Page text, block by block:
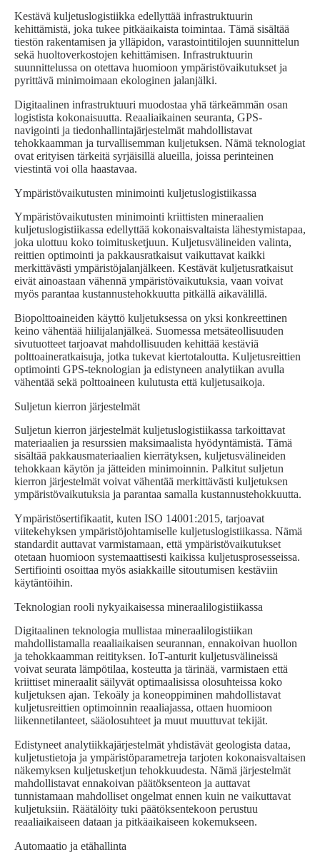
Kestävä kuljetuslogistiikka edellyttää infrastruktuurin
kehittämistä, joka tukee pitkäaikaista toimintaa. Tämä sisältää
tiestön rakentamisen ja ylläpidon, varastointitilojen suunnittelun
sekä huoltoverkostojen kehittämisen. Infrastruktuurin
suunnittelussa on otettava huomioon ympäristövaikutukset ja
pyrittävä minimoimaan ekologinen jalanjälki.
Digitaalinen infrastruktuuri muodostaa yhä tärkeämmän osan
logistista kokonaisuutta. Reaaliaikainen seuranta, GPS-
navigointi ja tiedonhallintajärjestelmät mahdollistavat
tehokkaamman ja turvallisemman kuljetuksen. Nämä teknologiat
ovat erityisen tärkeitä syrjäisillä alueilla, joissa perinteinen
viestintä voi olla haastavaa.
Ympäristövaikutusten minimointi kuljetuslogistiikassa
Ympäristövaikutusten minimointi kriittisten mineraalien
kuljetuslogistiikassa edellyttää kokonaisvaltaista lähestymistapaa,
joka ulottuu koko toimitusketjuun. Kuljetusvälineiden valinta,
reittien optimointi ja pakkausratkaisut vaikuttavat kaikki
merkittävästi ympäristöjalanjälkeen. Kestävät kuljetusratkaisut
eivät ainoastaan vähennä ympäristövaikutuksia, vaan voivat
myös parantaa kustannustehokkuutta pitkällä aikavälillä.
Biopolttoaineiden käyttö kuljetuksessa on yksi konkreettinen
keino vähentää hiilijalanjälkeä. Suomessa metsäteollisuuden
sivutuotteet tarjoavat mahdollisuuden kehittää kestäviä
polttoaineratkaisuja, jotka tukevat kiertotaloutta. Kuljetusreittien
optimointi GPS-teknologian ja edistyneen analytiikan avulla
vähentää sekä polttoaineen kulutusta että kuljetusaikoja.
Suljetun kierron järjestelmät
Suljetun kierron järjestelmät kuljetuslogistiikassa tarkoittavat
materiaalien ja resurssien maksimaalista hyödyntämistä. Tämä
sisältää pakkausmateriaalien kierrätyksen, kuljetusvälineiden
tehokkaan käytön ja jätteiden minimoinnin. Palkitut suljetun
kierron järjestelmät voivat vähentää merkittävästi kuljetuksen
ympäristövaikutuksia ja parantaa samalla kustannustehokkuutta.
Ympäristösertifikaatit, kuten ISO 14001:2015, tarjoavat
viitekehyksen ympäristöjohtamiselle kuljetuslogistiikassa. Nämä
standardit auttavat varmistamaan, että ympäristövaikutukset
otetaan huomioon systemaattisesti kaikissa kuljetusprosesseissa.
Sertifiointi osoittaa myös asiakkaille sitoutumisen kestäviin
käytäntöihin.
Teknologian rooli nykyaikaisessa mineraalilogistiikassa
Digitaalinen teknologia mullistaa mineraalilogistiikan
mahdollistamalla reaaliaikaisen seurannan, ennakoivan huollon
ja tehokkaamman reitityksen. IoT-anturit kuljetusvälineissä
voivat seurata lämpötilaa, kosteutta ja tärinää, varmistaen että
kriittiset mineraalit säilyvät optimaalisissa olosuhteissa koko
kuljetuksen ajan. Tekoäly ja koneoppiminen mahdollistavat
kuljetusreittien optimoinnin reaaliajassa, ottaen huomioon
liikennetilanteet, sääolosuhteet ja muut muuttuvat tekijät.
Edistyneet analytiikkajärjestelmät yhdistävät geologista dataa,
kuljetustietoja ja ympäristöparametreja tarjoten kokonaisvaltaisen
näkemyksen kuljetusketjun tehokkuudesta. Nämä järjestelmät
mahdollistavat ennakoivan päätöksenteon ja auttavat
tunnistamaan mahdolliset ongelmat ennen kuin ne vaikuttavat
kuljetuksiin. Räätälöity tuki päätöksentekoon perustuu
reaaliaikaiseen dataan ja pitkäaikaiseen kokemukseen.
Automaatio ja etähallinta